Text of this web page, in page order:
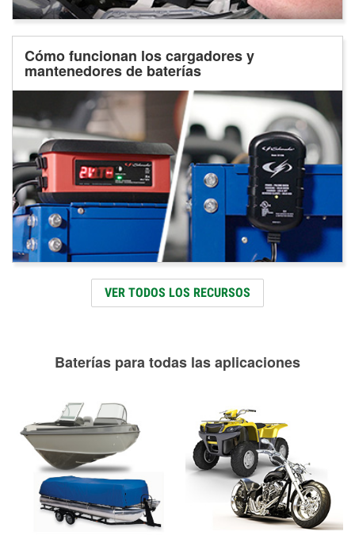
Cómo funcionan los cargadores y
mantenedores de baterías
VER TODOS LOS RECURSOS
Baterías para todas las aplicaciones